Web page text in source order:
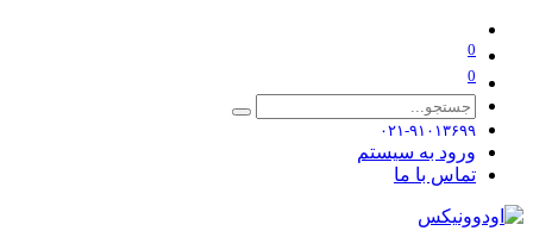
0
0
۰۲۱-۹۱۰۱۳۶۹۹
ورود به سیستم
تماس با ما